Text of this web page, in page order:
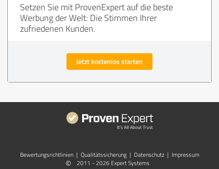
Setzen Sie mit ProvenExpert auf die beste
Werbung der Welt: Die Stimmen Ihrer
zufriedenen Kunden.
Jetzt kostenlos starten
Bewertungs­richtlinien | Qualitätssicherung | Datenschutz | Impressum
©
2011 - 2026 Expert Systems